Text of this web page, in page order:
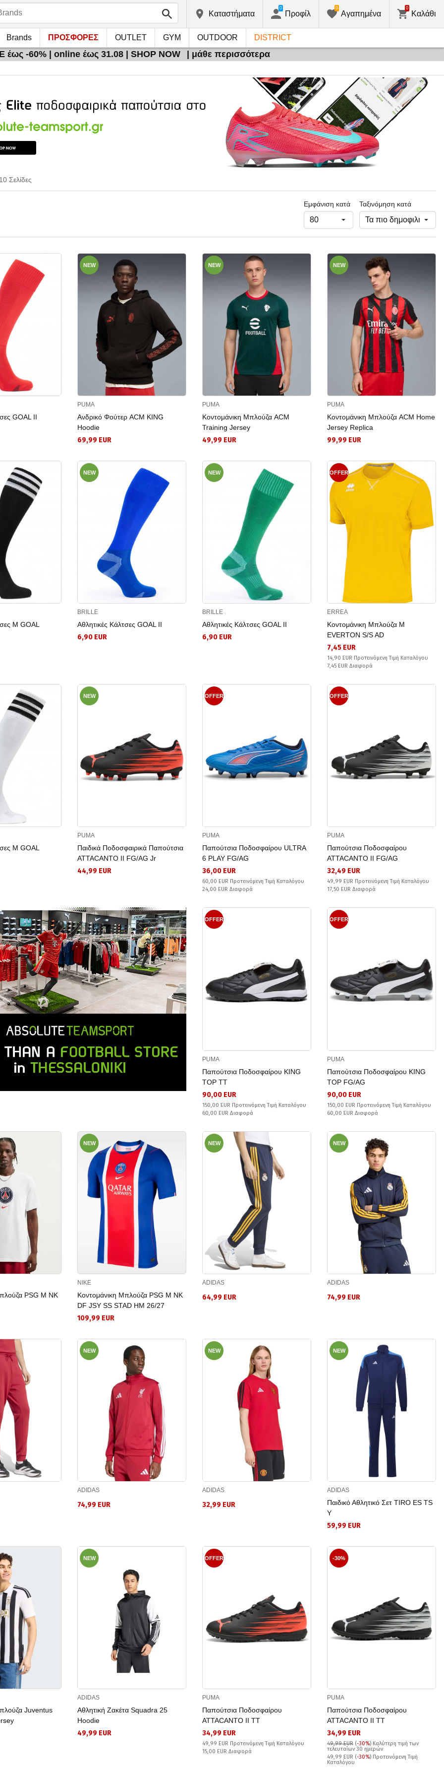
Kαταστήματα Προφίλ
0
Αγαπημένα
0
Καλάθι
0
Brands ΠΡΟΣΦΟΡΕΣ OUTLET GYM OUTDOOR DISTRICT
έως -60% | online έως 31.08 | SHOP NOW | μάθε περισσότερα
Σελίδες
Εμφάνιση κατά Ταξινόμηση κατά
GOAL II
NEW
PUMA
Ανδρικό Φούτερ ACM KING
Hoodie
69,99 EUR
NEW
PUMA
Κοντομάνικη Μπλούζα ACM
Training Jersey
49,99 EUR
NEW
PUMA
Κοντομάνικη Μπλούζα ACM Home
Jersey Replica
99,99 EUR
Μ GOAL
NEW
BRILLE
Αθλητικές Κάλτσες GOAL II
6,90 EUR
NEW
BRILLE
Αθλητικές Κάλτσες GOAL II
6,90 EUR
OFFER
ERREA
Κοντομάνικη Μπλούζα Μ
EVERTON S/S AD
7,45 EUR
14,90 EUR Προτεινόμενη Τιμή Καταλόγου
7,45 EUR Διαφορά
Μ GOAL
NEW
PUMA
Παιδικά Ποδοσφαιρικά Παπούτσια
ATTACANTO II FG/AG Jr
44,99 EUR
OFFER
PUMA
Παπούτσια Ποδοσφαίρου ULTRA
6 PLAY FG/AG
36,00 EUR
60,00 EUR Προτεινόμενη Τιμή Καταλόγου
24,00 EUR Διαφορά
OFFER
PUMA
Παπούτσια Ποδοσφαίρου
ATTACANTO II FG/AG
32,49 EUR
49,99 EUR Προτεινόμενη Τιμή Καταλόγου
17,50 EUR Διαφορά
OFFER
PUMA
Παπούτσια Ποδοσφαίρου KING
TOP TT
90,00 EUR
150,00 EUR Προτεινόμενη Τιμή Καταλόγου
60,00 EUR Διαφορά
OFFER
PUMA
Παπούτσια Ποδοσφαίρου KING
TOP FG/AG
90,00 EUR
150,00 EUR Προτεινόμενη Τιμή Καταλόγου
60,00 EUR Διαφορά
PSG M NK
NEW
NIKE
Κοντομάνικη Μπλούζα PSG M NK
DF JSY SS STAD HM 26/27
109,99 EUR
NEW
ADIDAS
64,99 EUR
NEW
ADIDAS
74,99 EUR
NEW
ADIDAS
74,99 EUR
NEW
ADIDAS
32,99 EUR
NEW
ADIDAS
Παιδικό Αθλητικό Σετ TIRO ES TS
Y
59,99 EUR
Juventus
NEW
ADIDAS
Αθλητική Ζακέτα Squadra 25
Hoodie
49,99 EUR
OFFER
PUMA
Παπούτσια Ποδοσφαίρου
ATTACANTO II TT
34,99 EUR
49,99 EUR Προτεινόμενη Τιμή Καταλόγου
15,00 EUR Διαφορά
-30%
PUMA
Παπούτσια Ποδοσφαίρου
ATTACANTO II TT
34,99 EUR
49,99 EUR (-30%) Καλύτερη τιμή των
τελευταίων 30 ημερών
49,99 EUR (-30%) Προτεινόμενη Τιμή
Καταλόγου